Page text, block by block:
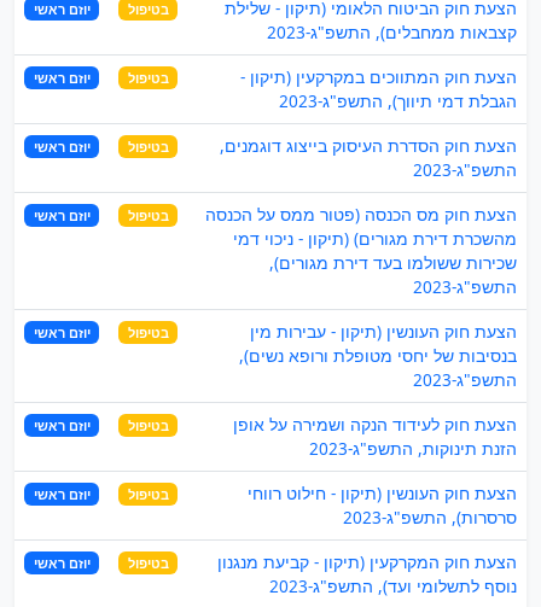
הצעת חוק הביטוח הלאומי (תיקון - שלילת
קצבאות ממחבלים), התשפ"ג-2023
בטיפול יוזם ראשי
הצעת חוק המתווכים במקרקעין (תיקון -
הגבלת דמי תיווך), התשפ"ג-2023
בטיפול יוזם ראשי
הצעת חוק הסדרת העיסוק בייצוג דוגמנים,
התשפ"ג-2023
בטיפול יוזם ראשי
הצעת חוק מס הכנסה (פטור ממס על הכנסה
מהשכרת דירת מגורים) (תיקון - ניכוי דמי
שכירות ששולמו בעד דירת מגורים),
התשפ"ג-2023
בטיפול יוזם ראשי
הצעת חוק העונשין (תיקון - עבירות מין
בנסיבות של יחסי מטופלת ורופא נשים),
התשפ"ג-2023
בטיפול יוזם ראשי
הצעת חוק לעידוד הנקה ושמירה על אופן
הזנת תינוקות, התשפ"ג-2023
בטיפול יוזם ראשי
הצעת חוק העונשין (תיקון - חילוט רווחי
סרסרות), התשפ"ג-2023
בטיפול יוזם ראשי
הצעת חוק המקרקעין (תיקון - קביעת מנגנון
נוסף לתשלומי ועד), התשפ"ג-2023
בטיפול יוזם ראשי